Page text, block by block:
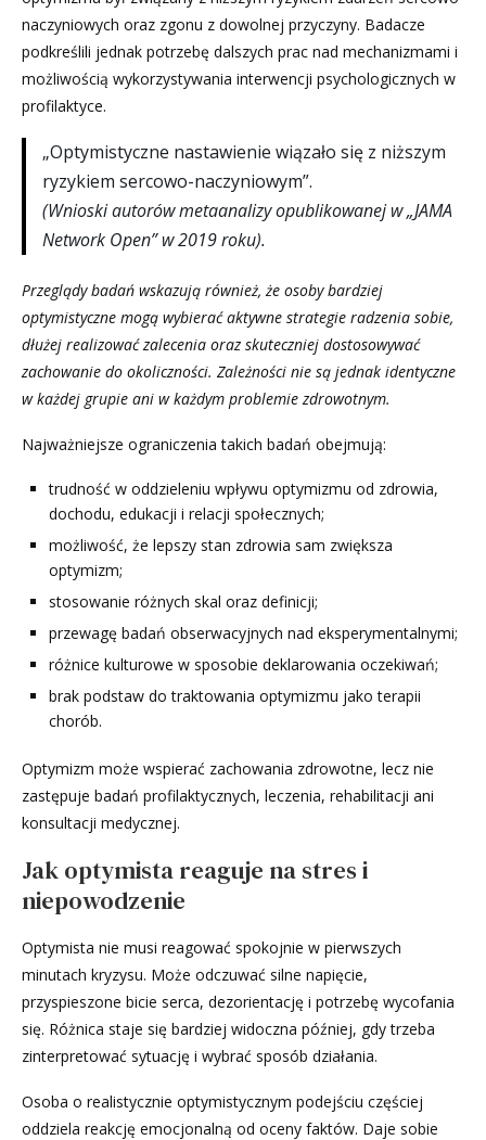
naczyniowych oraz zgonu z dowolnej przyczyny. Badacze
podkreślili jednak potrzebę dalszych prac nad mechanizmami i
możliwością wykorzystywania interwencji psychologicznych w
profilaktyce.
„Optymistyczne nastawienie wiązało się z niższym
ryzykiem sercowo-naczyniowym”.
(Wnioski autorów metaanalizy opublikowanej w „JAMA
Network Open” w 2019 roku).
Przeglądy badań wskazują również, że osoby bardziej
optymistyczne mogą wybierać aktywne strategie radzenia sobie,
dłużej realizować zalecenia oraz skuteczniej dostosowywać
zachowanie do okoliczności. Zależności nie są jednak identyczne
w każdej grupie ani w każdym problemie zdrowotnym.
Najważniejsze ograniczenia takich badań obejmują:
trudność w oddzieleniu wpływu optymizmu od zdrowia,
dochodu, edukacji i relacji społecznych;
możliwość, że lepszy stan zdrowia sam zwiększa
optymizm;
stosowanie różnych skal oraz definicji;
przewagę badań obserwacyjnych nad eksperymentalnymi;
różnice kulturowe w sposobie deklarowania oczekiwań;
brak podstaw do traktowania optymizmu jako terapii
chorób.
Optymizm może wspierać zachowania zdrowotne, lecz nie
zastępuje badań profilaktycznych, leczenia, rehabilitacji ani
konsultacji medycznej.
Jak optymista reaguje na stres i
niepowodzenie
Optymista nie musi reagować spokojnie w pierwszych
minutach kryzysu. Może odczuwać silne napięcie,
przyspieszone bicie serca, dezorientację i potrzebę wycofania
się. Różnica staje się bardziej widoczna później, gdy trzeba
zinterpretować sytuację i wybrać sposób działania.
Osoba o realistycznie optymistycznym podejściu częściej
oddziela reakcję emocjonalną od oceny faktów. Daje sobie